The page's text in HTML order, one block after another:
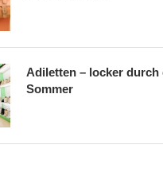
Adiletten – locker durch
Sommer